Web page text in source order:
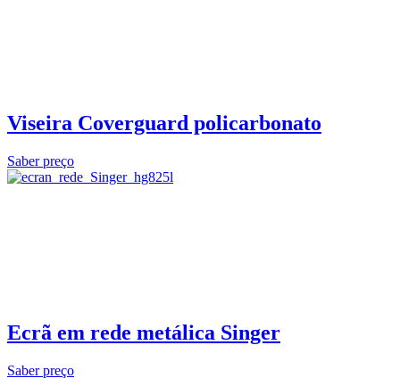
Viseira Coverguard policarbonato
Saber preço
Ecrã em rede metálica Singer
Saber preço